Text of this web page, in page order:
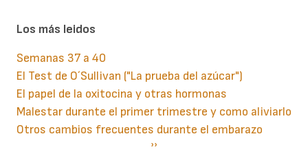
Los más leidos
Semanas 37 a 40
El Test de O´Sullivan ("La prueba del azúcar")
El papel de la oxitocina y otras hormonas
Malestar durante el primer trimestre y como aliviarlo
Otros cambios frecuentes durante el embarazo
Siguiente
››